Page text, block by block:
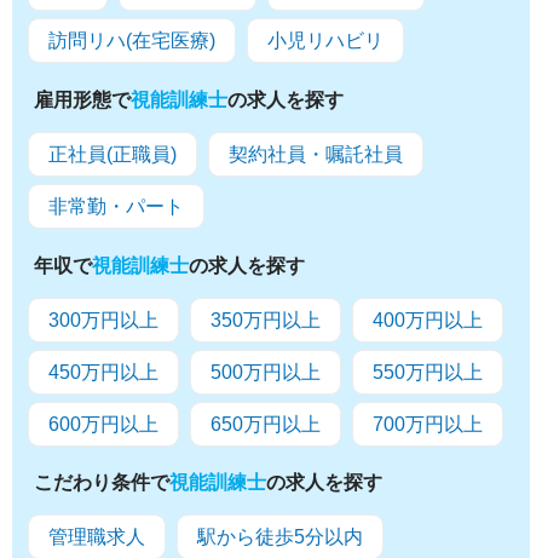
訪問リハ(在宅医療) 小児リハビリ
雇用形態で視能訓練士の求人を探す
正社員(正職員) 契約社員・嘱託社員
非常勤・パート
年収で視能訓練士の求人を探す
300万円以上 350万円以上 400万円以上
450万円以上 500万円以上 550万円以上
600万円以上 650万円以上 700万円以上
こだわり条件で視能訓練士の求人を探す
管理職求人 駅から徒歩5分以内